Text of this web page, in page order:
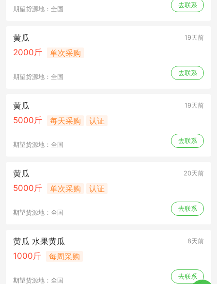
期望货源地：全国
去联系
黄瓜 19天前
2000斤 单次采购
期望货源地：全国
去联系
黄瓜 19天前
5000斤 每天采购 认证
期望货源地：全国
去联系
黄瓜 20天前
5000斤 单次采购 认证
期望货源地：全国
去联系
黄瓜 水果黄瓜 8天前
1000斤 每周采购
期望货源地：全国
去联系